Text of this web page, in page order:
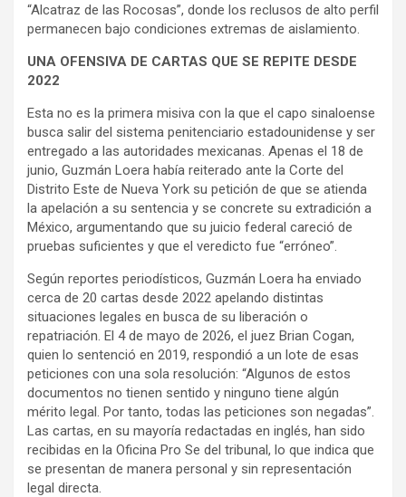
“Alcatraz de las Rocosas”, donde los reclusos de alto perfil
permanecen bajo condiciones extremas de aislamiento.
UNA OFENSIVA DE CARTAS QUE SE REPITE DESDE
2022
Esta no es la primera misiva con la que el capo sinaloense
busca salir del sistema penitenciario estadounidense y ser
entregado a las autoridades mexicanas. Apenas el 18 de
junio, Guzmán Loera había reiterado ante la Corte del
Distrito Este de Nueva York su petición de que se atienda
la apelación a su sentencia y se concrete su extradición a
México, argumentando que su juicio federal careció de
pruebas suficientes y que el veredicto fue “erróneo”.
Según reportes periodísticos, Guzmán Loera ha enviado
cerca de 20 cartas desde 2022 apelando distintas
situaciones legales en busca de su liberación o
repatriación. El 4 de mayo de 2026, el juez Brian Cogan,
quien lo sentenció en 2019, respondió a un lote de esas
peticiones con una sola resolución: “Algunos de estos
documentos no tienen sentido y ninguno tiene algún
mérito legal. Por tanto, todas las peticiones son negadas”.
Las cartas, en su mayoría redactadas en inglés, han sido
recibidas en la Oficina Pro Se del tribunal, lo que indica que
se presentan de manera personal y sin representación
legal directa.